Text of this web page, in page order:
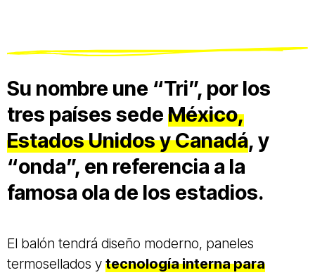
Su nombre une “Tri”, por los
tres países sede México,
Estados Unidos y Canadá, y
“onda”, en referencia a la
famosa ola de los estadios.
El balón tendrá diseño moderno, paneles
termosellados y tecnología interna para